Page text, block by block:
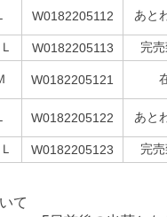
W0182205112 あと
W0182205113 完
W0182205121
W0182205122 あと
W0182205123 完
いて